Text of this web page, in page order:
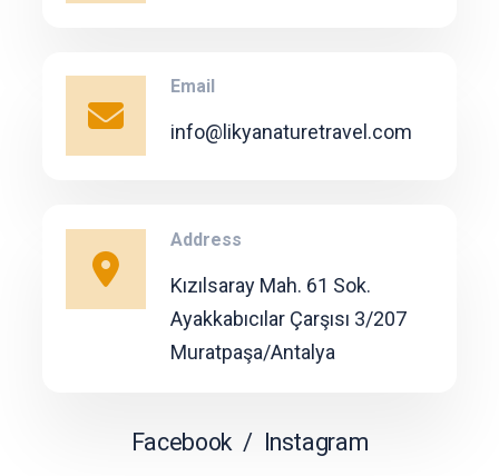
Email
info@likyanaturetravel.com
Address
Kızılsaray Mah. 61 Sok.
Ayakkabıcılar Çarşısı 3/207
Muratpaşa/Antalya
Facebook / Instagram